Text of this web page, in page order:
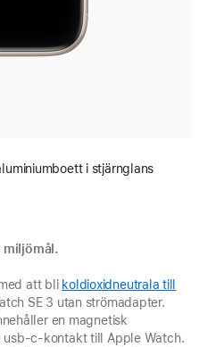
i stjärnglans
miljömål.
att bli koldioxidneutrala till
SE 3 utan strömadapter.
en magnetisk
usb-c-kontakt till Apple Watch.